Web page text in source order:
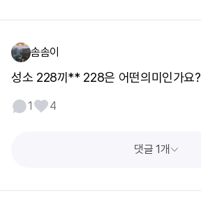
솜솜이
성소 228끼** 228은 어떤의미인가요?
1 4
댓글 1개